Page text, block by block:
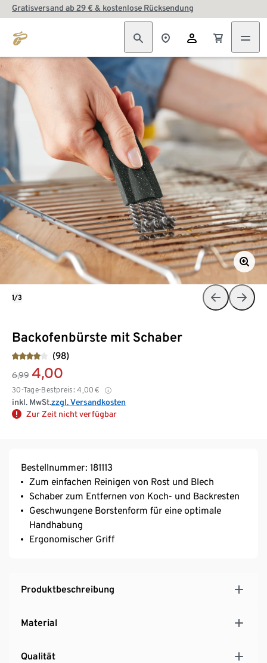
Gratisversand ab 29 € & kostenlose Rücksendung
Backofenbürste mit Schaber
(98)
6,99 4,00
30-Tage-Bestpreis: 4,00 €
inkl. MwSt.zzgl. Versandkosten
Zur Zeit nicht verfügbar
1/3
Bestellnummer: 181113
Zum einfachen Reinigen von Rost und Blech
Schaber zum Entfernen von Koch- und Backresten
Geschwungene Borstenform für eine optimale
Handhabung
Ergonomischer Griff
Produktbeschreibung
Material
Qualität